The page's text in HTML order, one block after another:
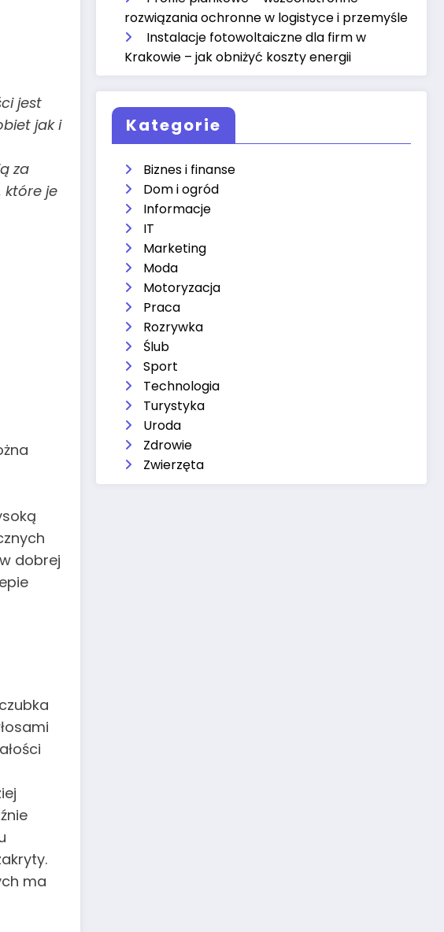
jest
jak i
za
które je
dobrej
ma
rozwiązania ochronne w logistyce i przemyśle
Instalacje fotowoltaiczne dla firm w
Krakowie – jak obniżyć koszty energii
Kategorie
Biznes i finanse
Dom i ogród
Informacje
IT
Marketing
Moda
Motoryzacja
Praca
Rozrywka
Ślub
Sport
Technologia
Turystyka
Uroda
Zdrowie
Zwierzęta